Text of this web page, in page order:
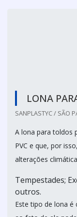
LONA
SANPLASTYC / SÃO
A lona para toldos
PVC e que, por
alterações
Tempestades;
outros.
Este tipo de lona é